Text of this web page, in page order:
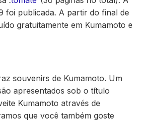
foi publicada. A partir do final de
gratuitamente em Kumamoto e
souvenirs de Kumamoto. Um
apresentados sob o título
Kumamoto através de
que você também goste